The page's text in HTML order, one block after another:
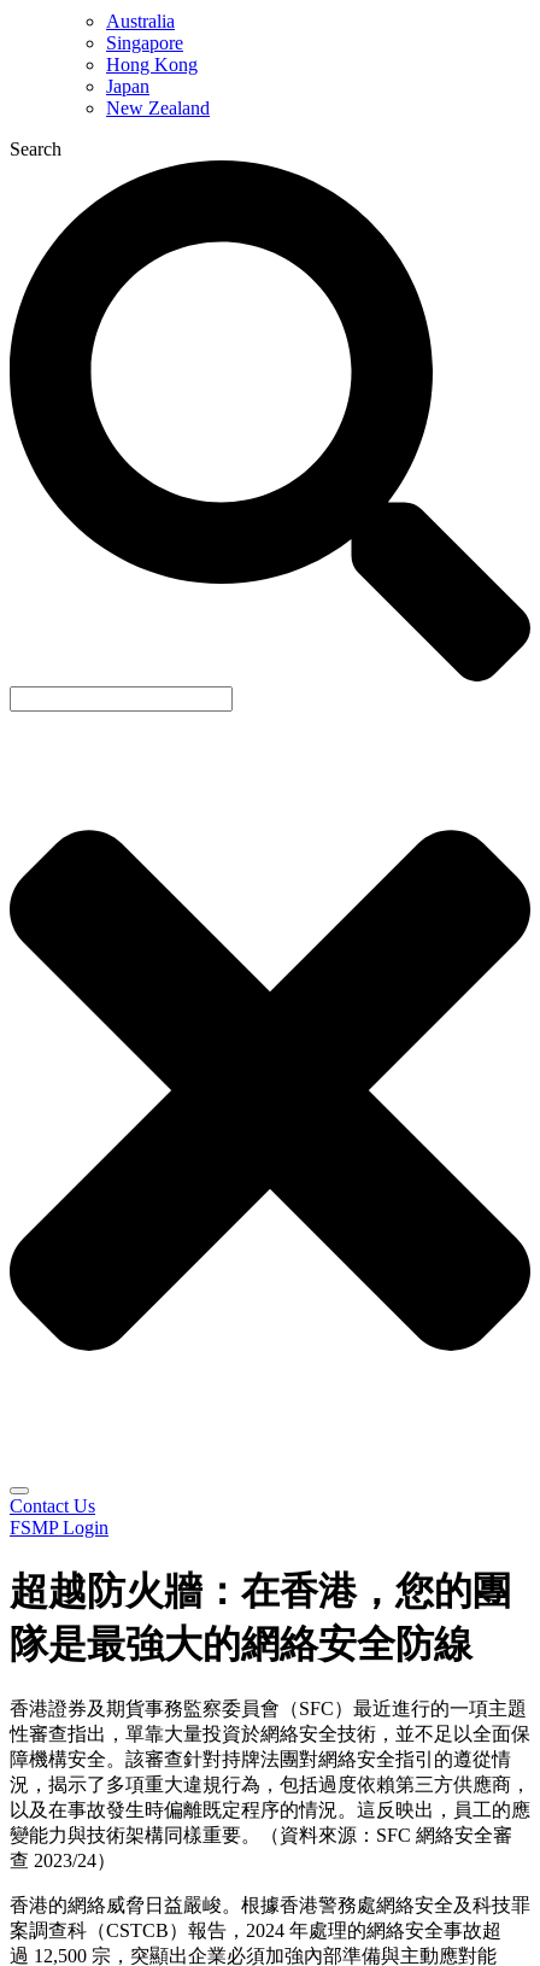
Australia
Singapore
Hong Kong
Japan
New Zealand
Search
Contact Us
FSMP Login
超越防火牆：在香港，您的團
隊是最強大的網絡安全防線
香港證券及期貨事務監察委員會（SFC）最近進行的一項主題
性審查指出，單靠大量投資於網絡安全技術，並不足以全面保
障機構安全。該審查針對持牌法團對網絡安全指引的遵從情
況，揭示了多項重大違規行為，包括過度依賴第三方供應商，
以及在事故發生時偏離既定程序的情況。這反映出，員工的應
變能力與技術架構同樣重要。（資料來源：SFC 網絡安全審
查 2023/24）
香港的網絡威脅日益嚴峻。根據香港警務處網絡安全及科技罪
案調查科（CSTCB）報告，2024 年處理的網絡安全事故超
過 12,500 宗，突顯出企業必須加強內部準備與主動應對能